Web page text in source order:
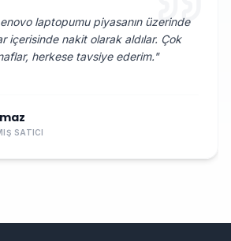
laptopumu piyasanın üzerinde
içerisinde nakit olarak aldılar. Çok
herkese tavsiye ederim."
SATICI